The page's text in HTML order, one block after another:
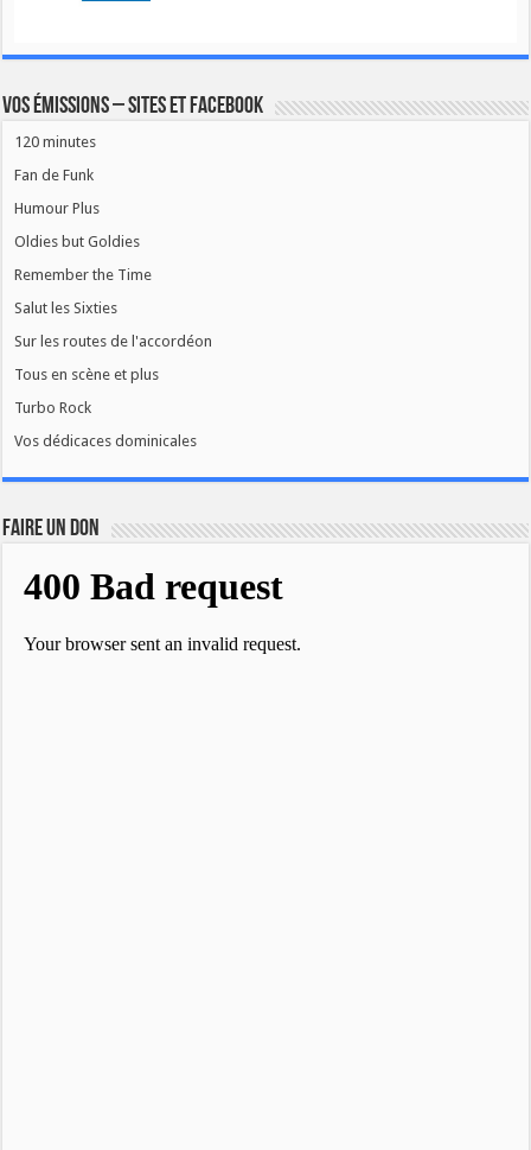
Vos émissions – Sites et Facebook
120 minutes
Fan de Funk
Humour Plus
Oldies but Goldies
Remember the Time
Salut les Sixties
Sur les routes de l'accordéon
Tous en scène et plus
Turbo Rock
Vos dédicaces dominicales
FAIRE UN DON